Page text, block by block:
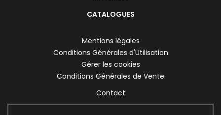
CATALOGUES
Mentions légales
Conditions Générales d'Utilisation
Gérer les cookies
Conditions Générales de Vente
Contact